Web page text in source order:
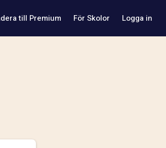
till Premium För Skolor Logga in